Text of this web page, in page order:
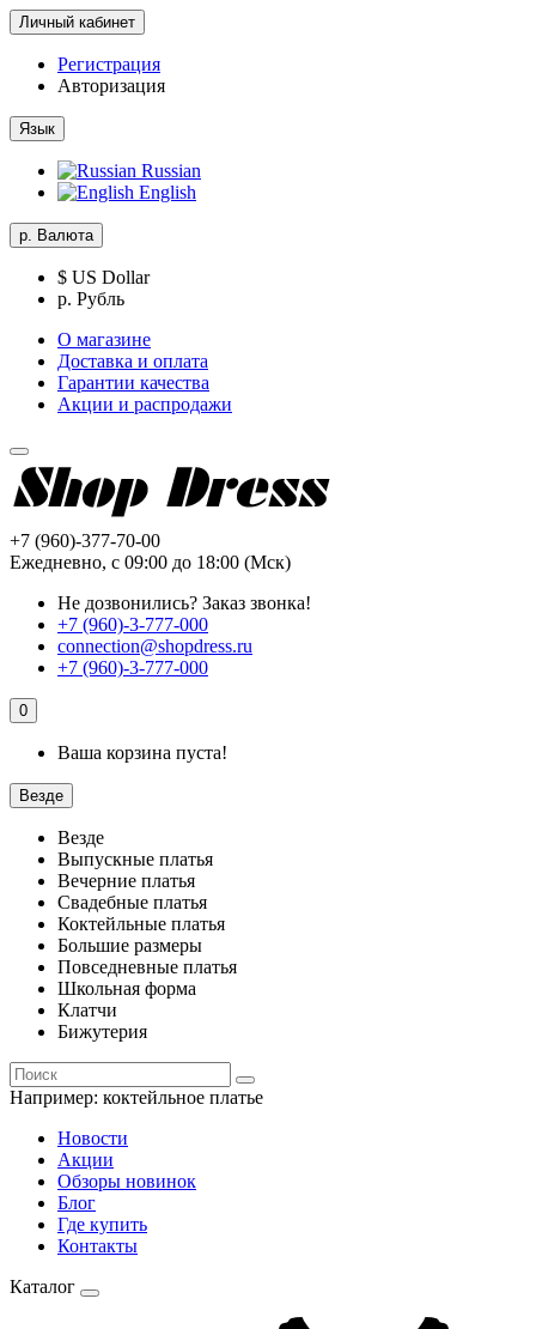
Личный кабинет
Регистрация
Авторизация
Язык
Russian
English
р. Валюта
$ US Dollar
р. Рубль
О магазине
Доставка и оплата
Гарантии качества
Акции и распродажи
+7 (960)-377-70-00
Ежедневно, с 09:00 до 18:00 (Мск)
Не дозвонились? Заказ звонка!
+7 (960)-3-777-000
connection@shopdress.ru
+7 (960)-3-777-000
0
Ваша корзина пуста!
Везде
Везде
Выпускные платья
Вечерние платья
Свадебные платья
Коктейльные платья
Большие размеры
Повседневные платья
Школьная форма
Клатчи
Бижутерия
Например: коктейльное платье
Новости
Акции
Обзоры новинок
Блог
Где купить
Контакты
Каталог